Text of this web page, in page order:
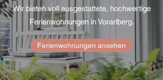
Wir bieten voll ausgestattete, hochwertige
Ferienwohnungen in Vorarlberg.
Ferienwohnungen ansehen